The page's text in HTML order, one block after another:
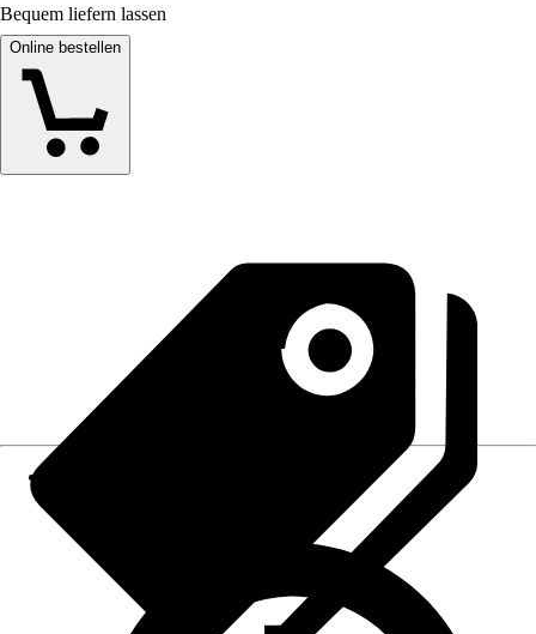
Bequem liefern lassen
Online bestellen